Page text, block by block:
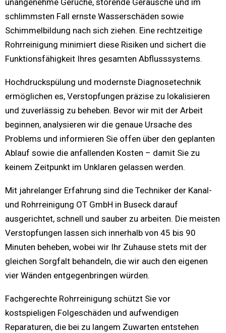
unangenehme Gerüche, störende Geräusche und im
schlimmsten Fall ernste Wasserschäden sowie
Schimmelbildung nach sich ziehen. Eine rechtzeitige
Rohrreinigung minimiert diese Risiken und sichert die
Funktionsfähigkeit Ihres gesamten Abflusssystems.
Hochdruckspülung und modernste Diagnosetechnik
ermöglichen es, Verstopfungen präzise zu lokalisieren
und zuverlässig zu beheben. Bevor wir mit der Arbeit
beginnen, analysieren wir die genaue Ursache des
Problems und informieren Sie offen über den geplanten
Ablauf sowie die anfallenden Kosten – damit Sie zu
keinem Zeitpunkt im Unklaren gelassen werden.
Mit jahrelanger Erfahrung sind die Techniker der Kanal-
und Rohrreinigung OT GmbH in Buseck darauf
ausgerichtet, schnell und sauber zu arbeiten. Die meisten
Verstopfungen lassen sich innerhalb von 45 bis 90
Minuten beheben, wobei wir Ihr Zuhause stets mit der
gleichen Sorgfalt behandeln, die wir auch den eigenen
vier Wänden entgegenbringen würden.
Fachgerechte Rohrreinigung schützt Sie vor
kostspieligen Folgeschäden und aufwendigen
Reparaturen, die bei zu langem Zuwarten entstehen